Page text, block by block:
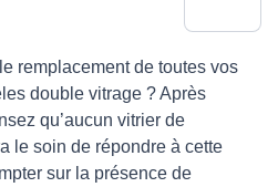
remplacement de toutes vos
double vitrage ? Après
qu’aucun vitrier de
le soin de répondre à cette
sur la présence de